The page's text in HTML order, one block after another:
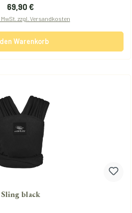
Regulärer Preis:
69,90 €
zzgl. Versandkosten
Warenkorb
Sling black